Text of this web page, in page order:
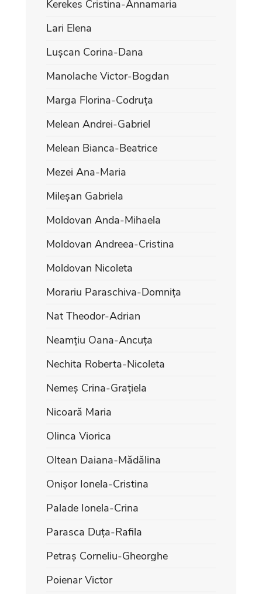
Kerekes Cristina-Annamaria
Lari Elena
Lușcan Corina-Dana
Manolache Victor-Bogdan
Marga Florina-Codruța
Melean Andrei-Gabriel
Melean Bianca-Beatrice
Mezei Ana-Maria
Mileșan Gabriela
Moldovan Anda-Mihaela
Moldovan Andreea-Cristina
Moldovan Nicoleta
Morariu Paraschiva-Domnița
Nat Theodor-Adrian
Neamțiu Oana-Ancuța
Nechita Roberta-Nicoleta
Nemeș Crina-Grațiela
Nicoară Maria
Olinca Viorica
Oltean Daiana-Mădălina
Onișor Ionela-Cristina
Palade Ionela-Crina
Parasca Duța-Rafila
Petraș Corneliu-Gheorghe
Poienar Victor